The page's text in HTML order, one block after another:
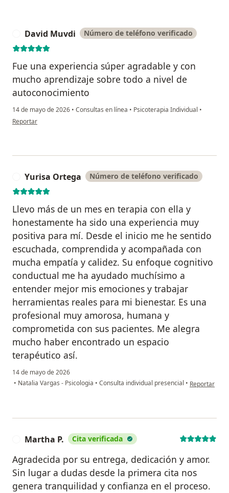
David Muvdi Número de teléfono verificado
Fue una experiencia súper agradable y con
mucho aprendizaje sobre todo a nivel de
autoconocimiento
14 de mayo de 2026 • Consultas en línea • Psicoterapia Individual •
en opinión del usuario David Muvdi
Reportar
Yurisa Ortega Número de teléfono verificado
Llevo más de un mes en terapia con ella y
honestamente ha sido una experiencia muy
positiva para mí. Desde el inicio me he sentido
escuchada, comprendida y acompañada con
mucha empatía y calidez. Su enfoque cognitivo
conductual me ha ayudado muchísimo a
entender mejor mis emociones y trabajar
herramientas reales para mi bienestar. Es una
profesional muy amorosa, humana y
comprometida con sus pacientes. Me alegra
mucho haber encontrado un espacio
terapéutico así.
14 de mayo de 2026
• Natalia Vargas - Psicologia • Consulta individual presencial • en opinión
Reportar
Martha P. Cita verificada
Agradecida por su entrega, dedicación y amor.
Sin lugar a dudas desde la primera cita nos
genera tranquilidad y confianza en el proceso.